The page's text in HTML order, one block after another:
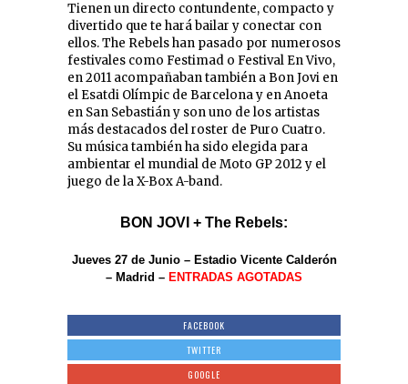
Tienen un directo contundente, compacto y
divertido que te hará bailar y conectar con
ellos. The Rebels han pasado por numerosos
festivales como Festimad o Festival En Vivo,
en 2011 acompañaban también a Bon Jovi en
el Esatdi Olímpic de Barcelona y en Anoeta
en San Sebastián y son uno de los artistas
más destacados del roster de Puro Cuatro.
Su música también ha sido elegida para
ambientar el mundial de Moto GP 2012 y el
juego de la X-Box A-band.
BON JOVI + The Rebels:
Jueves 27 de Junio – Estadio Vicente Calderón
– Madrid – ENTRADAS AGOTADAS
FACEBOOK
TWITTER
GOOGLE